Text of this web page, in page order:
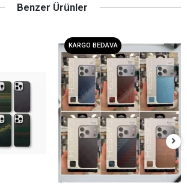
Benzer Ürünler
KARGO BEDAVA